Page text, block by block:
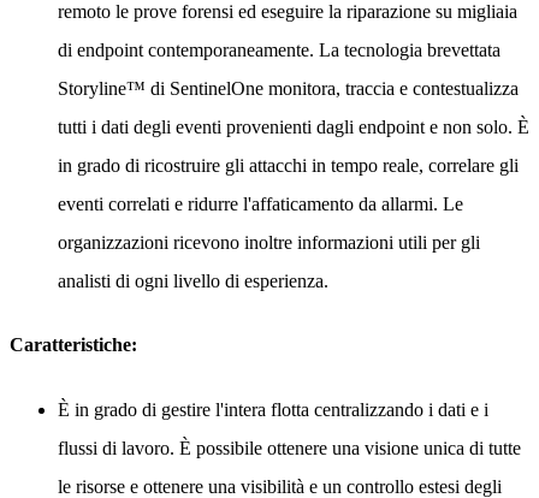
remoto le prove forensi ed eseguire la riparazione su migliaia
di endpoint contemporaneamente. La tecnologia brevettata
Storyline™ di SentinelOne monitora, traccia e contestualizza
tutti i dati degli eventi provenienti dagli endpoint e non solo. È
in grado di ricostruire gli attacchi in tempo reale, correlare gli
eventi correlati e ridurre l'affaticamento da allarmi. Le
organizzazioni ricevono inoltre informazioni utili per gli
analisti di ogni livello di esperienza.
Caratteristiche:
È in grado di gestire l'intera flotta centralizzando i dati e i
flussi di lavoro. È possibile ottenere una visione unica di tutte
le risorse e ottenere una visibilità e un controllo estesi degli